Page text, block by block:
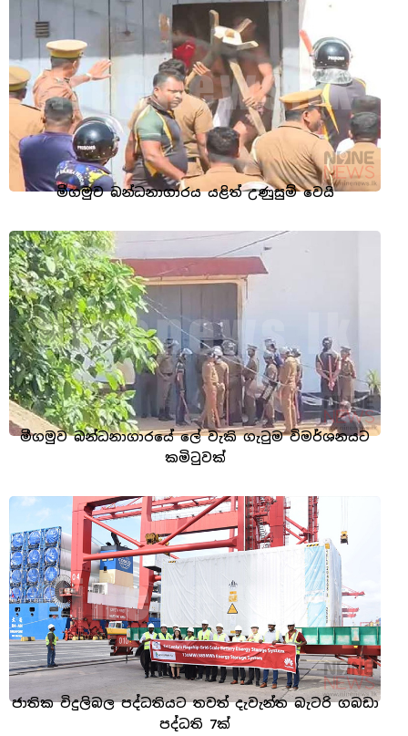
මීගමුව බන්ධනාගාරය යළිත් උණුසුම් වෙයි
මීගමුව බන්ධනාගාරයේ ලේ වැකි ගැටුම විමර්ශනයට
කමිටුවක්
ජාතික විදුලිබල පද්ධතියට තවත් දැවැන්ත බැටරි ගබඩා
පද්ධති 7ක්